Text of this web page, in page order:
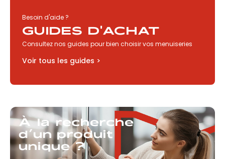
Besoin d'aide ?
GUIDES D'ACHAT
Consultez nos guides pour bien choisir vos menuiseries
Voir tous les guides >
À la recherche
d’un produit
unique ?